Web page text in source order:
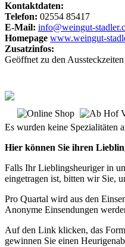
Kontaktdaten:
Telefon: 02554 85417
E-Mail: info@weingut-
Homepage www.weingut-
Zusatzinfos:
Geöffnet zu den
Es wurden keine Spezialitäten
Hier können Sie ihren
Falls Ihr Lieblingsheuriger in
eingetragen ist, bitten wir Sie,
Pro Quartal wird aus den
Anonyme Einsendungen
Auf den Link klicken, das
gewinnen Sie einen